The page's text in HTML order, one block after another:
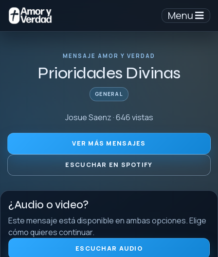
Menu
MENSAJE AMOR Y VERDAD
Prioridades Divinas
GENERAL
Josue Saenz · 646 vistas
VER MÁS MENSAJES
ESCUCHAR EN SPOTIFY
¿Audio o video?
Este mensaje está disponible en ambas opciones. Elige
cómo quieres continuar.
ESCUCHAR AUDIO